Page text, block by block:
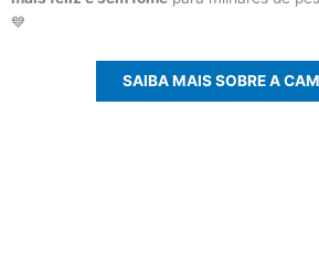
💙
SAIBA MAIS SOBRE A